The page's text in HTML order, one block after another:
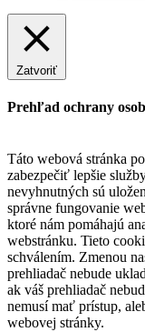
Zatvoriť
Prehľad ochrany
Táto webová stránka
zabezpečiť lepšie
nevyhnutných sú
správne fungovanie
ktoré nám pomáhajú
webstránku. Tieto
schválením. Zmenou
prehliadač nebude
ak váš prehliadač
nemusí mať prístup,
webovej stránky.